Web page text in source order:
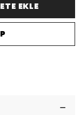
EKLE